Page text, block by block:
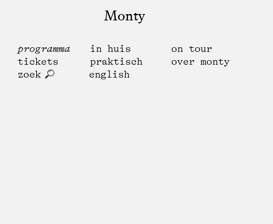
Monty
programma in huis
on tour
tickets
praktisch
over monty
zoek
english